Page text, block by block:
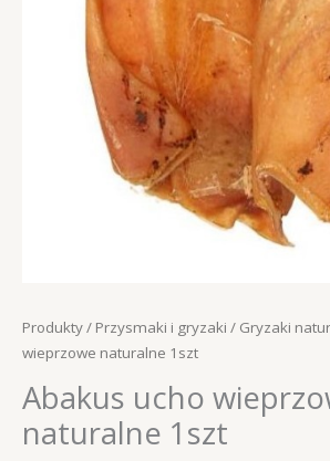
Produkty/ Przysmaki i gryzaki / Gryzaki
wieprzowe naturalne 1szt
Abakus ucho
naturalne 1szt